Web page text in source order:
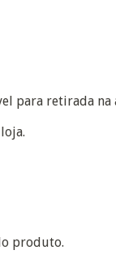
para retirada
produto.